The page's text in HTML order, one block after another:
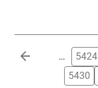
Paginación … 5424
5430